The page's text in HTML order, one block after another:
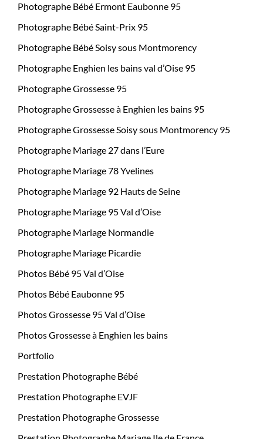
Photographe Bébé Ermont Eaubonne 95
Photographe Bébé Saint-Prix 95
Photographe Bébé Soisy sous Montmorency
Photographe Enghien les bains val d’Oise 95
Photographe Grossesse 95
Photographe Grossesse à Enghien les bains 95
Photographe Grossesse Soisy sous Montmorency 95
Photographe Mariage 27 dans l’Eure
Photographe Mariage 78 Yvelines
Photographe Mariage 92 Hauts de Seine
Photographe Mariage 95 Val d’Oise
Photographe Mariage Normandie
Photographe Mariage Picardie
Photos Bébé 95 Val d’Oise
Photos Bébé Eaubonne 95
Photos Grossesse 95 Val d’Oise
Photos Grossesse à Enghien les bains
Portfolio
Prestation Photographe Bébé
Prestation Photographe EVJF
Prestation Photographe Grossesse